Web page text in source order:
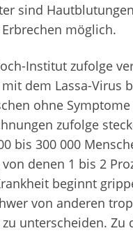
sind
möglich.
Institut zufolge
dem Lassa-Virus
ohne
zufolge
bis 300 000
denen 1 bis 2
beginnt
von anderen
unterscheiden. Zu